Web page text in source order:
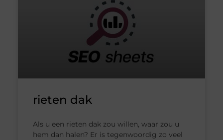
rieten dak
Als u een rieten dak zou willen, waar zou u
hem dan halen? Er is tegenwoordig zo veel